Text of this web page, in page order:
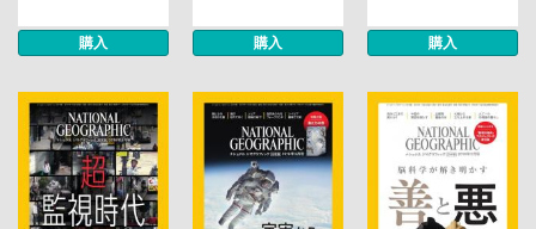
購入 購入 購入